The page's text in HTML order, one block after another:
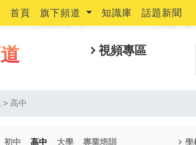
首頁 旗下頻道 知識庫 話題新聞
視頻專區
> 高中
初中 (current)
高中 (current)
大學(current)
專業培訓 學